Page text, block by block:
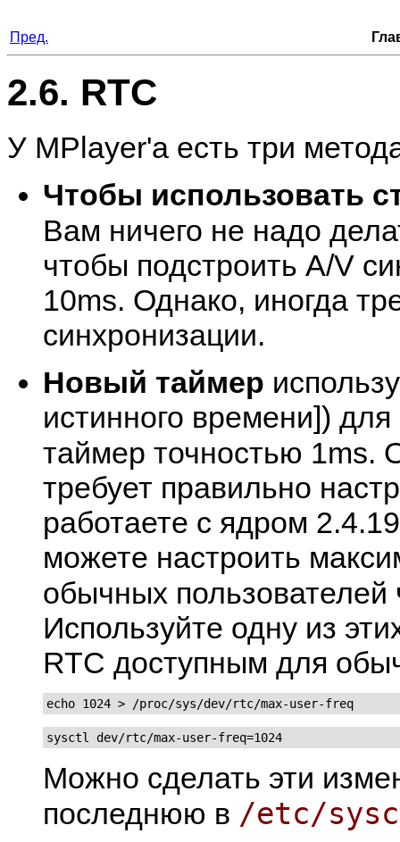
Пред.
2.6. RTC
У MPlayer'а есть три
Чтобы использовать
Вам ничего не надо
чтобы подстроить A/V
10ms. Однако, иногда
синхронизации.
Новый таймер
истинного времени]) для
таймер точностью 1ms.
требует правильно
работаете с ядром
можете настроить
обычных
Используйте одну из
RTC доступным для
echo 1024 > /proc/sys/dev/rtc/max-user-freq
sysctl dev/rtc/max-user-freq=1024
Можно сделать эти
последнюю в /etc/